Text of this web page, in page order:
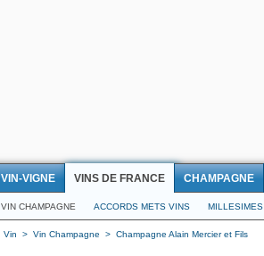
VIN-VIGNE VINS DE FRANCE CHAMPAGNE
VIN CHAMPAGNE ACCORDS METS VINS MILLESIMES
Vin > Vin Champagne > Champagne Alain Mercier et Fils